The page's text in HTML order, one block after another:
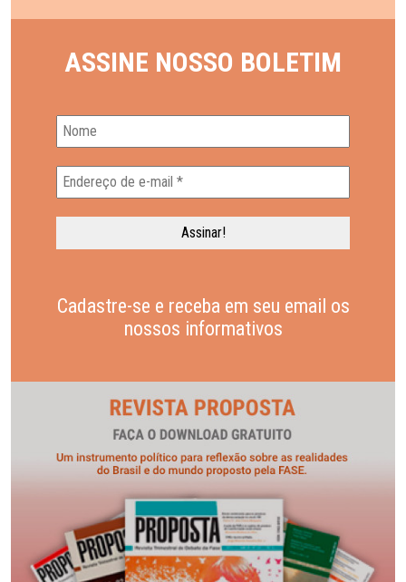
ASSINE NOSSO BOLETIM
Cadastre-se e receba em seu email os
nossos informativos